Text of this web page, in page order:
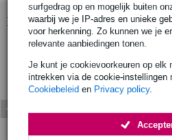
surfgedrag op en mogelijk buiten
waarbij we je IP-adres en unieke
voor herkenning. Zo kunnen we je
relevante aanbiedingen tonen.
Je kunt je cookievoorkeuren op elk
intrekken via de cookie-instellingen
Cookiebeleid en Privacy policy.
Bekijk ook eens (7)